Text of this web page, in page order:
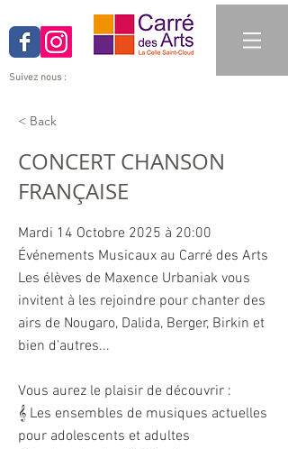
Suivez nous :
< Back
CONCERT CHANSON
FRANÇAISE
Mardi 14 Octobre 2025 à 20:00
Événements Musicaux au Carré des Arts
Les élèves de Maxence Urbaniak vous
invitent à les rejoindre pour chanter des
airs de Nougaro, Dalida, Berger, Birkin et
bien d'autres...
Vous aurez le plaisir de découvrir :
𝄞 Les ensembles de musiques actuelles
pour adolescents et adultes